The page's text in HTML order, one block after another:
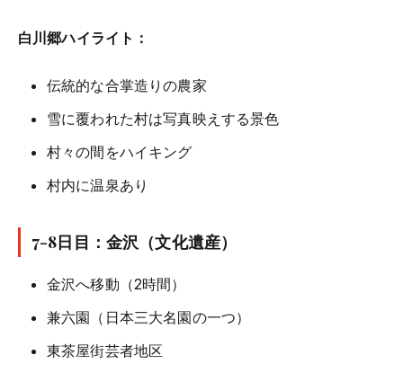
白川郷ハイライト：
伝統的な合掌造りの農家
雪に覆われた村は写真映えする景色
村々の間をハイキング
村内に温泉あり
7-8日目：金沢（文化遺産）
金沢へ移動（2時間）
兼六園（日本三大名園の一つ）
東茶屋街芸者地区